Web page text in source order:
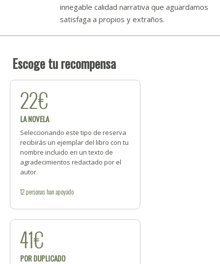
innegable calidad narrativa que aguardamos
satisfaga a propios y extraños.
Escoge tu recompensa
22€
LA NOVELA
Seleccionando este tipo de reserva
recibirás un ejemplar del libro con tu
nombre incluido en un texto de
agradecimientos redactado por el
autor.
12personashan apoyado
41€
POR DUPLICADO